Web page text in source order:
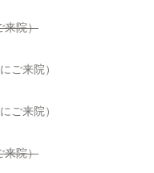
来院）
ご来院）
ご来院）
来院）